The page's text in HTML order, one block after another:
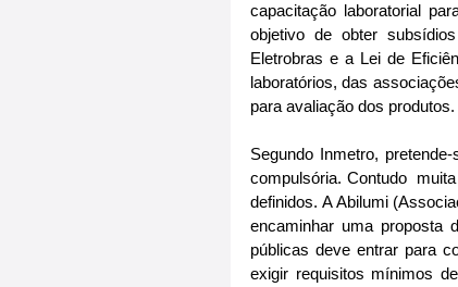
capacitação laboratorial
objetivo de obter
Eletrobras e a Lei de
laboratórios, das
para avaliação dos produtos.
Segundo Inmetro,
compulsória. Contudo
definidos. A Abilumi
encaminhar uma proposta
públicas deve entrar para
exigir requisitos mínimos